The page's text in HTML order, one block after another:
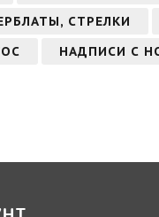
СТРЕЛКИ
НАДПИСИ С